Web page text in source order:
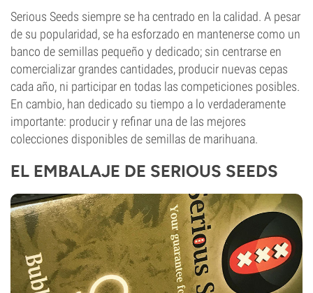
Serious Seeds siempre se ha centrado en la calidad. A pesar
de su popularidad, se ha esforzado en mantenerse como un
banco de semillas pequeño y dedicado; sin centrarse en
comercializar grandes cantidades, producir nuevas cepas
cada año, ni participar en todas las competiciones posibles.
En cambio, han dedicado su tiempo a lo verdaderamente
importante: producir y refinar una de las mejores
colecciones disponibles de semillas de marihuana.
EL EMBALAJE DE SERIOUS SEEDS